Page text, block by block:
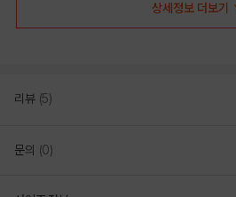
상세정보 더보기
리뷰 (5)
문의 (0)